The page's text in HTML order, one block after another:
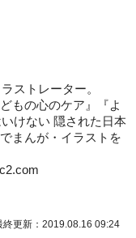
ストレーター。
もの心のケア』『よ
けない 隠された日本
まんが・イラストを
終更新：2019.08.16 09:24